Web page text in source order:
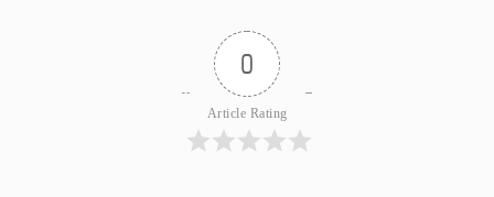
0
Article Rating